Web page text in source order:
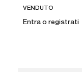
VENDUTO
Entra o registrati